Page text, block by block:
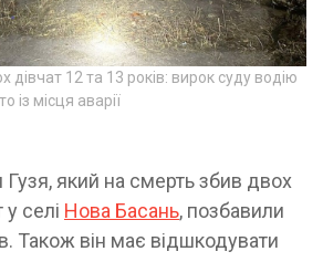
дівчат 12 та 13 років: вирок суду водію
із місця аварії
Гузя, який на смерть збив двох
у селі Нова Басань, позбавили
Також він має відшкодувати